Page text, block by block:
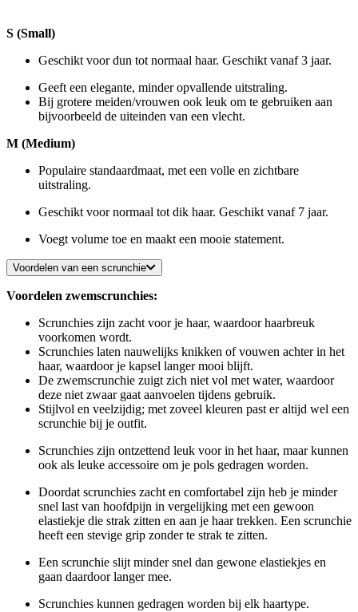
S (Small)
Geschikt voor dun tot normaal haar. Geschikt vanaf 3 jaar.
Geeft een elegante, minder opvallende uitstraling.
Bij grotere meiden/vrouwen ook leuk om te gebruiken aan
bijvoorbeeld de uiteinden van een vlecht.
M (Medium)
Populaire standaardmaat, met een volle en zichtbare
uitstraling.
Geschikt voor normaal tot dik haar. Geschikt vanaf 7 jaar.
Voegt volume toe en maakt een mooie statement.
Voordelen van een scrunchie
Voordelen zwemscrunchies:
Scrunchies zijn zacht voor je haar, waardoor haarbreuk
voorkomen wordt.
Scrunchies laten nauwelijks knikken of vouwen achter in het
haar, waardoor je kapsel langer mooi blijft.
De zwemscrunchie zuigt zich niet vol met water, waardoor
deze niet zwaar gaat aanvoelen tijdens gebruik.
Stijlvol en veelzijdig; met zoveel kleuren past er altijd wel een
scrunchie bij je outfit.
Scrunchies zijn ontzettend leuk voor in het haar, maar kunnen
ook als leuke accessoire om je pols gedragen worden.
Doordat scrunchies zacht en comfortabel zijn heb je minder
snel last van hoofdpijn in vergelijking met een gewoon
elastiekje die strak zitten en aan je haar trekken. Een scrunchie
heeft een stevige grip zonder te strak te zitten.
Een scrunchie slijt minder snel dan gewone elastiekjes en
gaan daardoor langer mee.
Scrunchies kunnen gedragen worden bij elk haartype.